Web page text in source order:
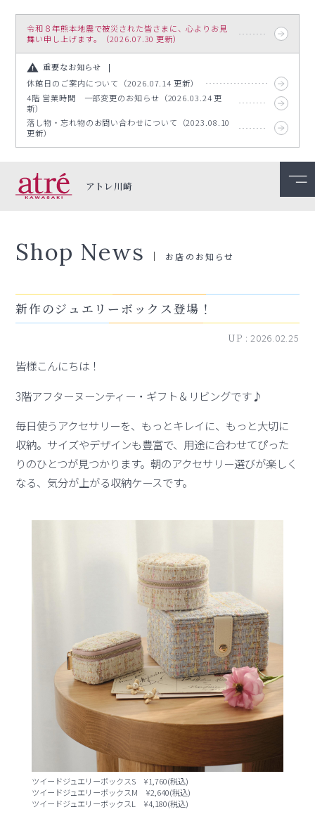
令和８年熊本地震で被災された皆さまに、心よりお見
舞い申し上げます。（2026.07.30 更新）
重要なお知らせ
休館日のご案内について（2026.07.14 更新）
4階 営業時間 一部変更のお知らせ（2026.03.24 更
新）
落し物・忘れ物のお問い合わせについて（2023.08.10
更新）
アトレ川崎
Shop News お店のお知らせ
新作のジュエリーボックス登場！
UP :2026.02.25
皆様こんにちは！
3階アフターヌーンティー・ギフト＆リビングです♪
毎日使うアクセサリーを、もっとキレイに、もっと大切に
収納。サイズやデザインも豊富で、用途に合わせてぴった
りのひとつが見つかります。朝のアクセサリー選びが楽しく
なる、気分が上がる収納ケースです。
ツイードジュエリーボックスS ¥1,760(税込)
ツイードジュエリーボックスM ¥2,640(税込)
ツイードジュエリーボックスL ¥4,180(税込)